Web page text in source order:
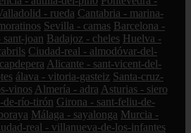
- rueda Cantabria - marina-
Sevilla - camas Barcelona -
sant-joan Badajoz - cheles Huelva -
Ciudad-real - almodóvar-del-
Alicante - sant-vicent-del-
álava - vitoria-gasteiz Santa-cruz-
vinos Almería - adra Asturias - siero
de-río-tirón Girona - sant-feliu-de-
Málaga - sayalonga Murcia -
real - villanueva-de-los-infantes